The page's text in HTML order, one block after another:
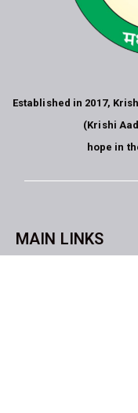
Established in 2017,
(Krishi
hope in
MAIN LINKS